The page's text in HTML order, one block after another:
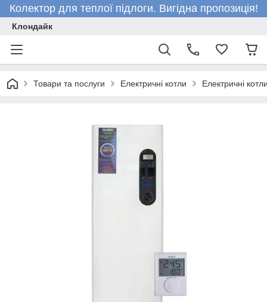
Колектор для теплої підлоги. Вигідна пропозиція!
Клондайк
Товари та послуги Електричні котли Електричні